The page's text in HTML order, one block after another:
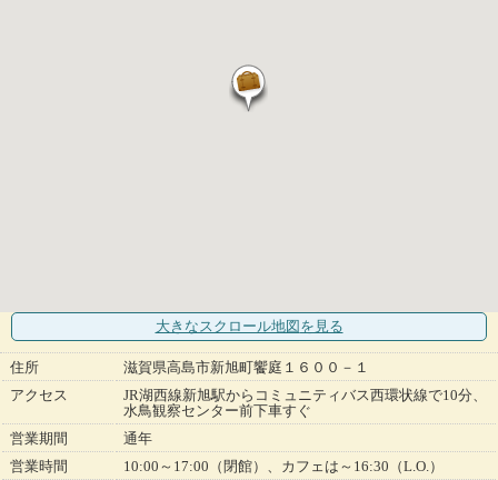
大きなスクロール地図 を見る
住所
滋賀県高島市新旭町饗庭１６００－１
アクセス
JR湖西線新旭駅からコミュニティバス西環状線で10分、
水鳥観察センター前下車すぐ
営業期間
通年
営業時間
10:00～17:00（閉館）、カフェは～16:30（L.O.）